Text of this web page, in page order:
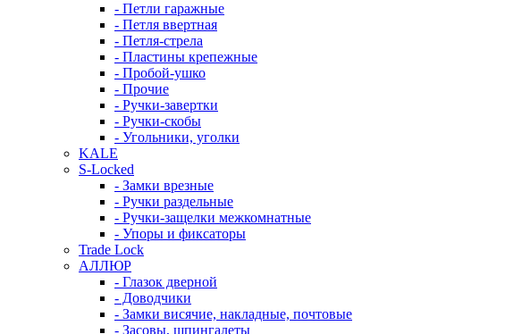
- Петли гаражные
- Петля ввертная
- Петля-стрела
- Пластины крепежные
- Пробой-ушко
- Прочие
- Ручки-завертки
- Ручки-скобы
- Угольники, уголки
KALE
S-Locked
- Замки врезные
- Ручки раздельные
- Ручки-защелки межкомнатные
- Упоры и фиксаторы
Trade Lock
АЛЛЮР
- Глазок дверной
- Доводчики
- Замки висячие, накладные, почтовые
- Засовы, шпингалеты